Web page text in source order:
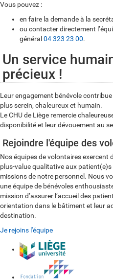
Vous pouvez :
en faire la demande à la
ou contacter directement
général 04 323 23 00.
Un service
précieux !
Leur engagement bénévole
plus serein, chaleureux et humain.
Le CHU de Liège remercie
disponibilité et leur dévouement au
Rejoindre l'équipe des
Nos équipes de volontaires exercent
plus-value qualitative aux
missions de notre personnel. Nous
une équipe de bénévoles
mission d’assurer l’accueil des
orientation dans le bâtiment et leur
destination.
Je rejoins l'équipe